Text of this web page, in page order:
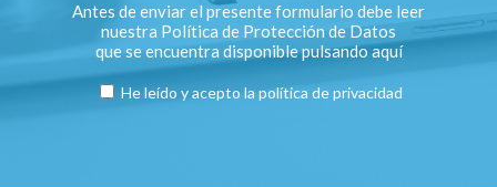
Antes de enviar el presente formulario debe leer
nuestra Política de Protección de Datos
que se encuentra disponible pulsando aquí
He leído y acepto la política de privacidad